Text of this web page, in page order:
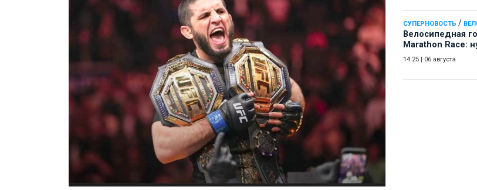
СУПЕРНОВОСТЬ /
Велосипедная
Marathon Race:
14:25 06 августа